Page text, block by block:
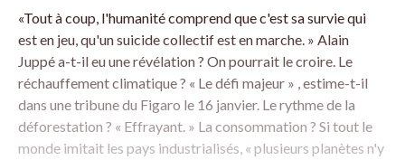
«Tout à coup, l'humanité comprend que c'est sa survie qui
est en jeu, qu'un suicide collectif est en marche. » Alain
Juppé a-t-il eu une révélation ? On pourrait le croire. Le
réchauffement climatique ? « Le défi majeur » , estime-t-il
dans une tribune du Figaro le 16 janvier. Le rythme de la
déforestation ? « Effrayant. » La consommation ? Si tout le
monde imitait les pays industrialisés, « plusieurs planètes n'y